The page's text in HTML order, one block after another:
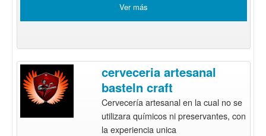
Ver más
cerveceria artesanal
basteln craft
Cervecería artesanal en la cual no se
utilizara químicos ni preservantes, con
la experiencia unica